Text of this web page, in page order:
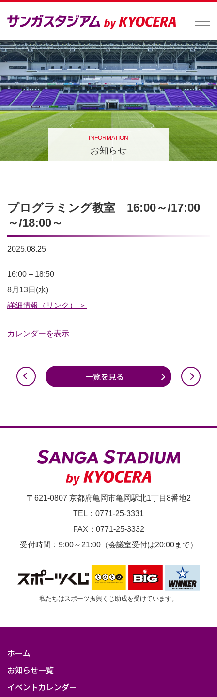
INFORMATION
お知らせ
プログラミング教室 16:00～/17:00
～/18:00～
2025.08.25
プ
ロ
グ
ミ
～/17:00
16:00 – 18:50
8月13日(水)
詳細情報（リンク） ＞
カレンダーを表示
一覧を見る
〒621-0807 京都府亀岡市亀岡駅北1丁目8番地2
TEL：0771-25-3331
FAX：0771-25-3332
受付時間：9:00～21:00（会議室受付は20:00まで）
私たちはスポーツ振興くじ助成を受けています。
ホーム
お知らせ一覧
イベントカレンダー